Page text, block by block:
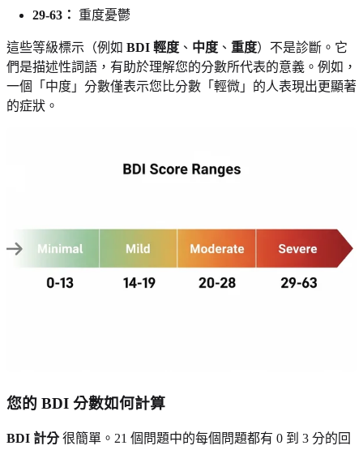
29-63：
重度憂鬱
這些等級標示（例如 BDI 輕度 、 中度 、 重度）不是診斷。它
們是描述性詞語，有助於理解您的分數所代表的意義。例如，
一個「中度」分數僅表示您比分數「輕微」的人表現出更顯著
的症狀。
您的 BDI 分數如何計算
BDI 計分很簡單。21 個問題中的每個問題都有 0 到 3 分的回